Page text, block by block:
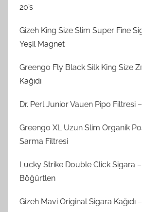
20’s
Gizeh King Size Slim Super Fine
Yeşil Magnet
Greengo Fly Black Silk King Size
Kağıdı
Dr. Perl Junior Vauen Pipo Filtresi
Greengo XL Uzun Slim Organik
Sarma Filtresi
Lucky Strike Double Click Sigara
Böğürtlen
Gizeh Mavi Original Sigara Kağıdı